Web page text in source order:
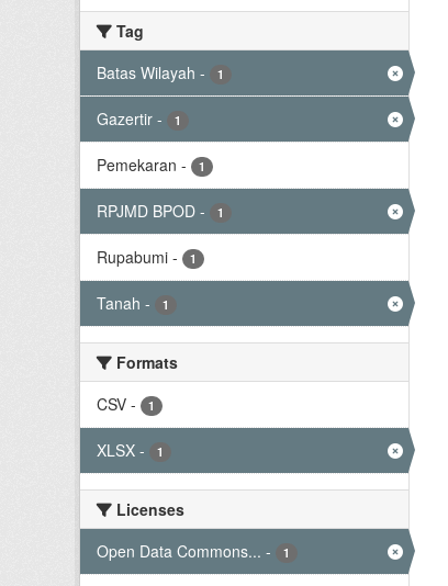
Tag
Batas Wilayah - 1
Gazertir - 1
Pemekaran - 1
RPJMD BPOD - 1
Rupabumi - 1
Tanah - 1
Formats
CSV - 1
XLSX - 1
Licenses
Open Data Commons... - 1